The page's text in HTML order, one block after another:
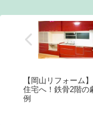
の昇降箇所と和室を仕切
同じくPanasonicの可
【岡山リフォーム
住宅へ！鉄骨2階の
例